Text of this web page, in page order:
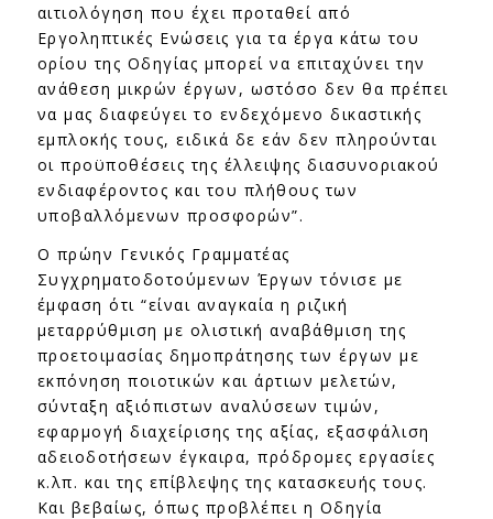
αιτιολόγηση που έχει προταθεί από
Εργοληπτικές Ενώσεις για τα έργα κάτω του
ορίου της Οδηγίας μπορεί να επιταχύνει την
ανάθεση μικρών έργων, ωστόσο δεν θα πρέπει
να μας διαφεύγει το ενδεχόμενο δικαστικής
εμπλοκής τους, ειδικά δε εάν δεν πληρούνται
οι προϋποθέσεις της έλλειψης διασυνοριακού
ενδιαφέροντος και του πλήθους των
υποβαλλόμενων προσφορών”.
Ο πρώην Γενικός Γραμματέας
Συγχρηματοδοτούμενων Έργων τόνισε με
έμφαση ότι “είναι αναγκαία η ριζική
μεταρρύθμιση με ολιστική αναβάθμιση της
προετοιμασίας δημοπράτησης των έργων με
εκπόνηση ποιοτικών και άρτιων μελετών,
σύνταξη αξιόπιστων αναλύσεων τιμών,
εφαρμογή διαχείρισης της αξίας, εξασφάλιση
αδειοδοτήσεων έγκαιρα, πρόδρομες εργασίες
κ.λπ. και της επίβλεψης της κατασκευής τους.
Και βεβαίως, όπως προβλέπει η Οδηγία